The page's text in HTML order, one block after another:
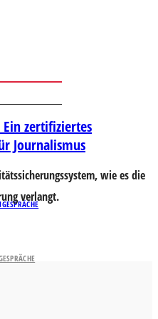
zertifiziertes
Journalismus
wie es die
verlangt.